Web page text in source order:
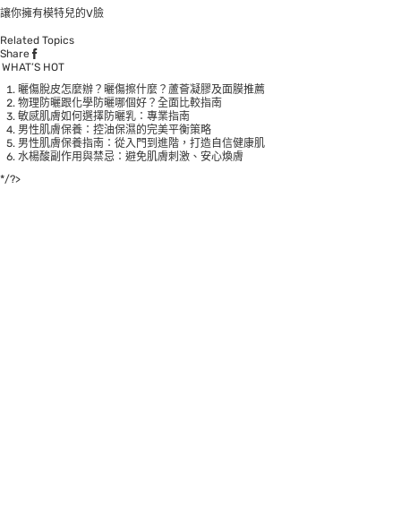
讓你擁有模特兒的V臉
Related Topics
Share
WHAT’S HOT
曬傷脫皮怎麼辦？曬傷擦什麼？蘆薈凝膠及面膜推薦
物理防曬跟化學防曬哪個好？全面比較指南
敏感肌膚如何選擇防曬乳：專業指南
男性肌膚保養：控油保濕的完美平衡策略
男性肌膚保養指南：從入門到進階，打造自信健康肌
水楊酸副作用與禁忌：避免肌膚刺激、安心煥膚
*/?>